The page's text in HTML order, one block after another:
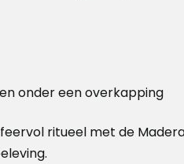
onder een overkapping
ritueel met de